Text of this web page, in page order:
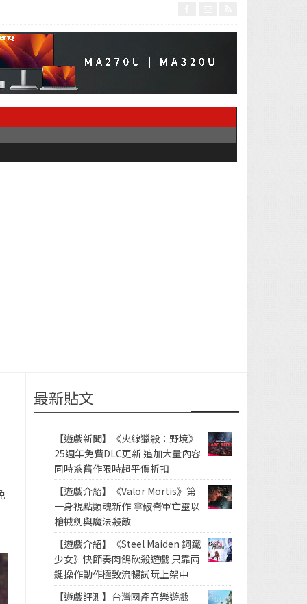
最新貼文
【遊戲新聞】《火線獵殺：野境》
25週年免費DLC更新 追加大量內容
同時系舊作限時超平價折扣
【遊戲介紹】《Valor Mortis》第
一身視點類魂新作 拿破崙軍亡靈以
槍械劍與魔法殺敵
【遊戲介紹】《Steel Maiden 鋼鐵
少女》快節奏肉鴿砍殺遊戲 只靠兩
鍵操作動作極致流暢試玩上架中
【遊戲評測】台灣國產音樂遊戲